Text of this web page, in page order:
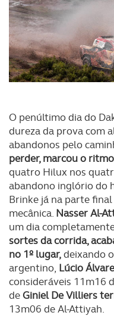
O penúltimo dia do
dureza da prova com
abandonos pelo
perder, marcou o
quatro Hilux nos
abandono inglório do
Brinke já na parte
mecânica. Nasser Al-
um dia
sortes da corrida,
no 1º lugar,deixando
argentino, Lúcio
consideráveis 11m16
deGiniel De Villiers
13m06 de Al-Attiyah.